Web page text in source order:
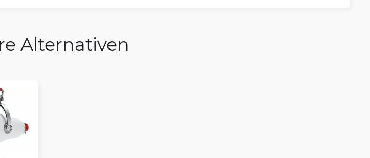
Alternativen